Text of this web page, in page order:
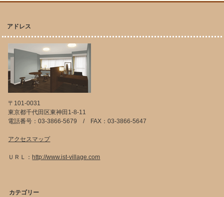
アドレス
〒101-0031
東京都千代田区東神田1-8-11
電話番号：03-3866-5679 / FAX：03-3866-5647
アクセスマップ
ＵＲＬ：http://www.ist-village.com
カテゴリー